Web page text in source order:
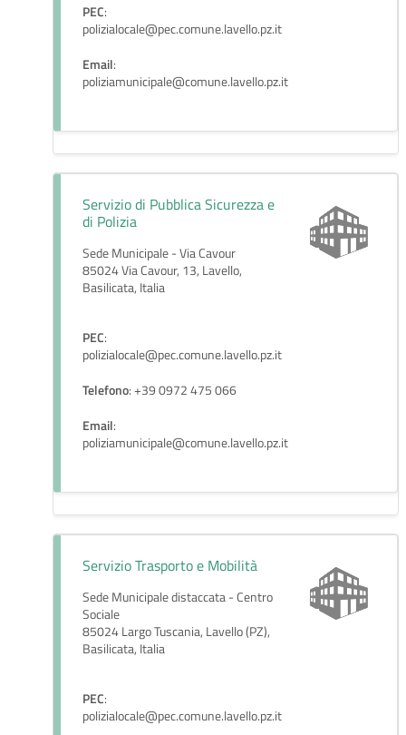
PEC:
polizialocale@pec.comune.lavello.pz.it
Email:
poliziamunicipale@comune.lavello.pz.it
Servizio di Pubblica Sicurezza e
di Polizia
Sede Municipale - Via Cavour
85024 Via Cavour, 13, Lavello,
Basilicata, Italia
PEC:
polizialocale@pec.comune.lavello.pz.it
Telefono: +39 0972 475 066
Email:
poliziamunicipale@comune.lavello.pz.it
Servizio Trasporto e Mobilità
Sede Municipale distaccata - Centro
Sociale
85024 Largo Tuscania, Lavello (PZ),
Basilicata, Italia
PEC:
polizialocale@pec.comune.lavello.pz.it